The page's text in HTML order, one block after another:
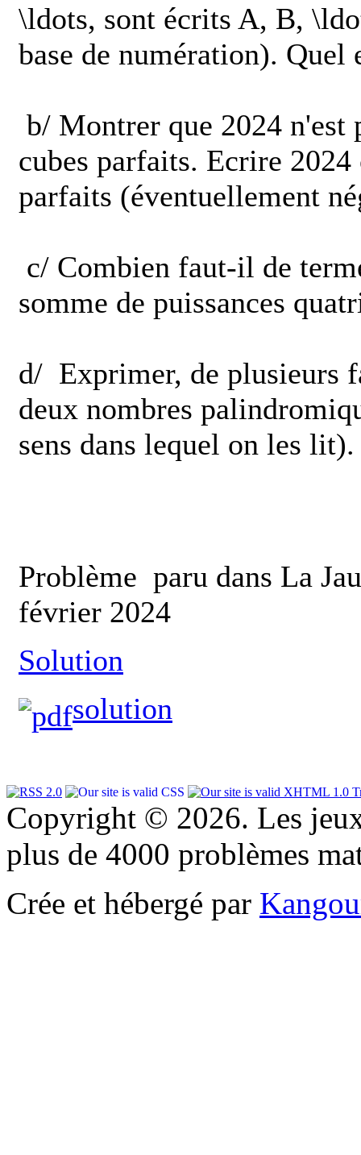
\ldots, sont écrits A, B,
base de numération). Quel
b/ Montrer que 2024 n'est
cubes parfaits. Ecrire
parfaits (éventuellement
c/ Combien faut-il de
somme de puissances
d/ Exprimer, de plusieurs
deux nombres
sens dans lequel on les lit).
Problème paru dans La
février 2024
Solution
solution
Copyright © 2026. Les
plus de 4000 problèmes
Crée et hébergé par